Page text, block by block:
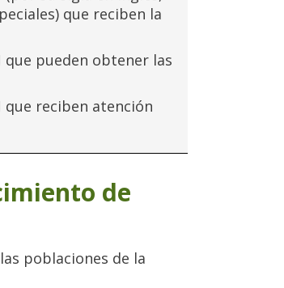
que reciben la
que pueden obtener las
que reciben atención
de
poblaciones de la